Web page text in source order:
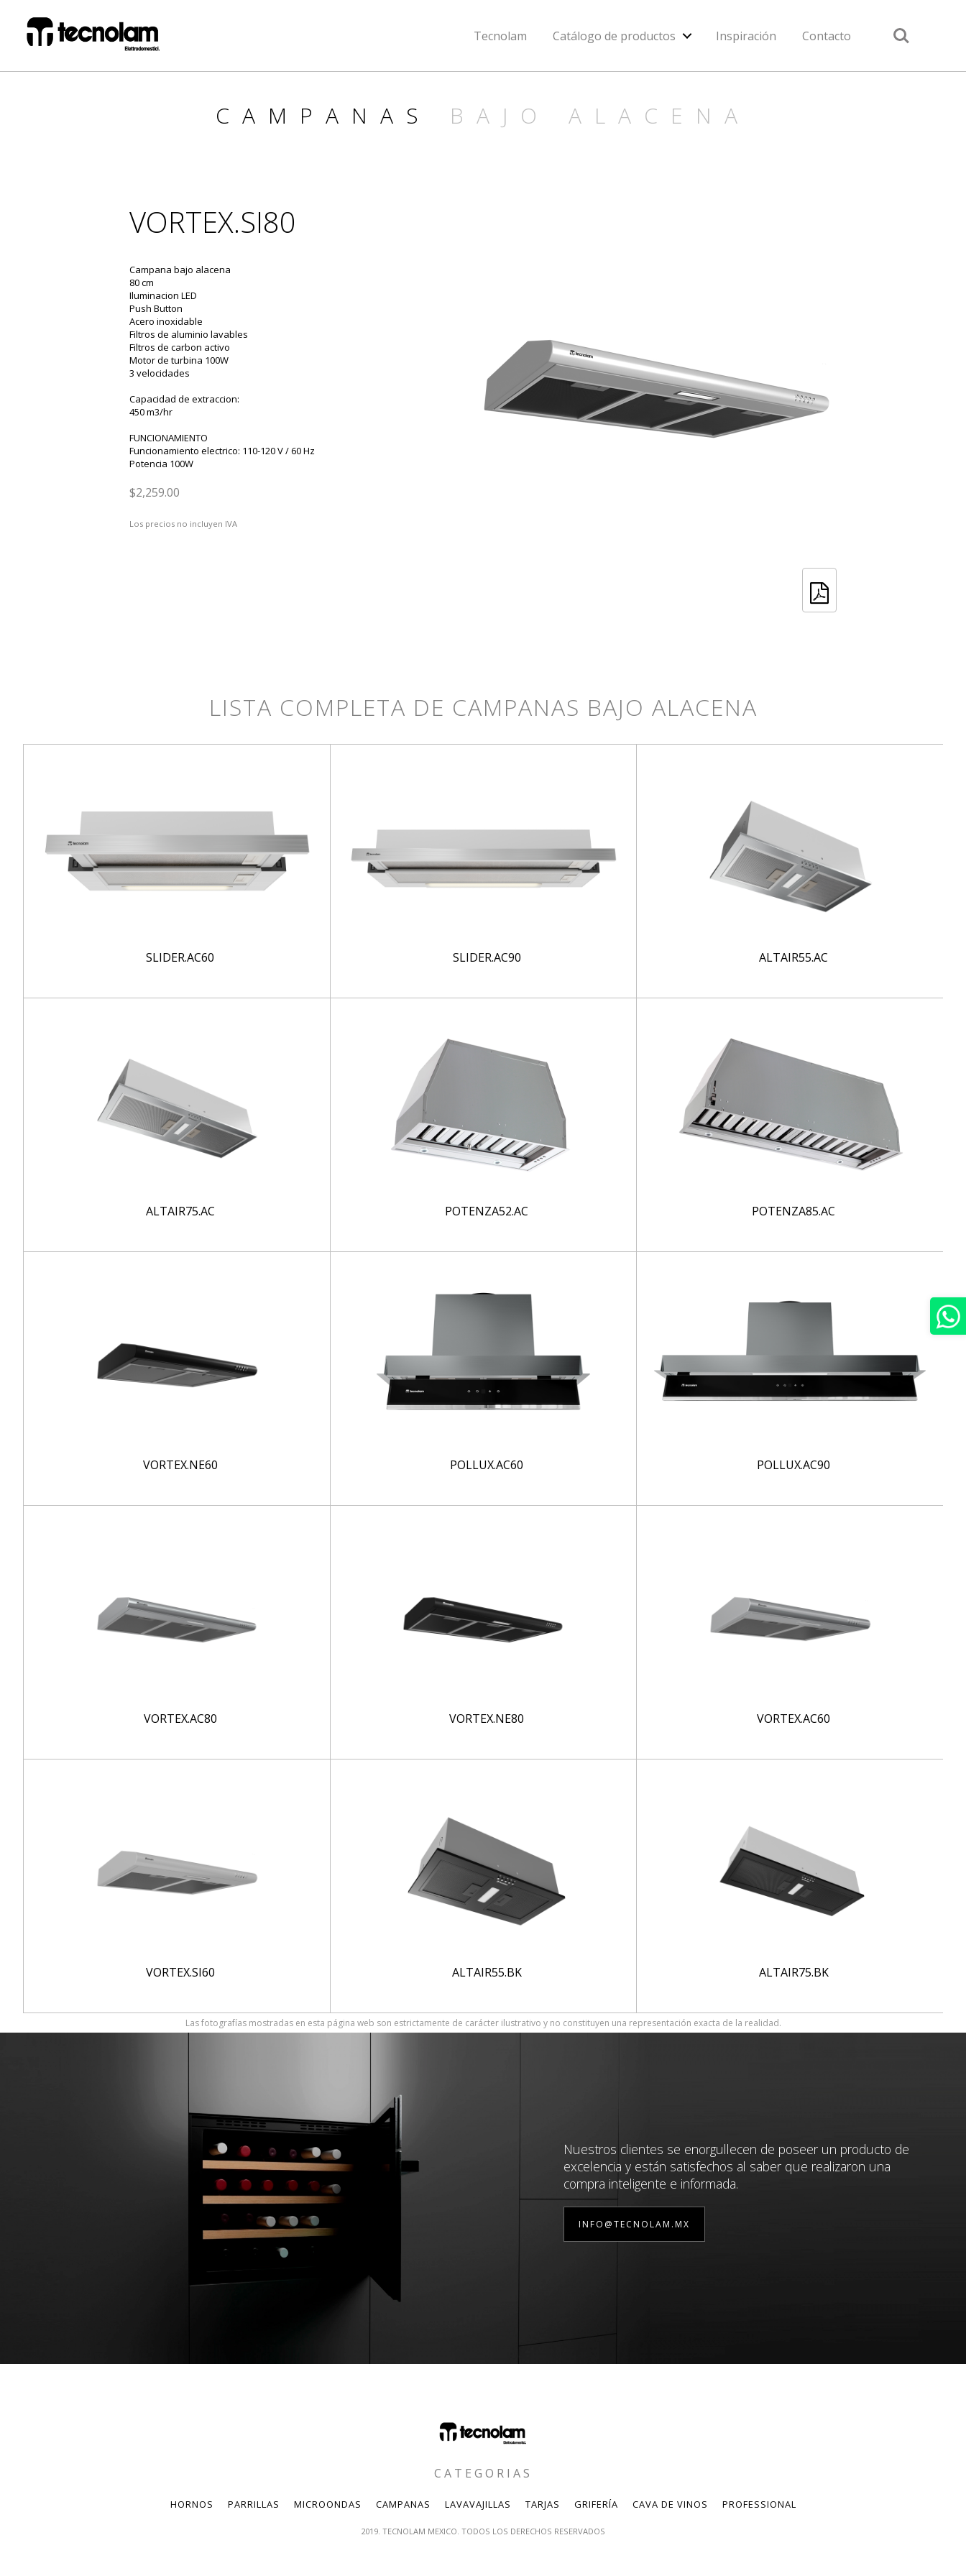
Tecnolam Catálogo de productos Inspiración Contacto Search
CAMPANAS BAJO ALACENA
VORTEX.SI80
Campana bajo alacena
80 cm
Iluminacion LED
Push Button
Acero inoxidable
Filtros de aluminio lavables
Filtros de carbon activo
Motor de turbina 100W
3 velocidades
Capacidad de extraccion:
450 m3/hr
FUNCIONAMIENTO
Funcionamiento electrico: 110-120 V / 60 Hz
Potencia 100W
$2,259.00
Los precios no incluyen IVA
LISTA COMPLETA DE CAMPANAS BAJO ALACENA
SLIDER.AC60 SLIDER.AC90 ALTAIR55.AC
ALTAIR75.AC POTENZA52.AC POTENZA85.AC
VORTEX.NE60 POLLUX.AC60 POLLUX.AC90
VORTEX.AC80 VORTEX.NE80 VORTEX.AC60
VORTEX.SI60 ALTAIR55.BK ALTAIR75.BK
Las fotografías mostradas en esta página web son estrictamente de carácter ilustrativo y no constituyen una representación exacta de la realidad.
Nuestros clientes se enorgullecen de poseer un producto de
excelencia y están satisfechos al saber que realizaron una
compra inteligente e informada.
INFO@TECNOLAM.MX
CATEGORIAS
HORNOS PARRILLAS MICROONDAS CAMPANAS LAVAVAJILLAS TARJAS GRIFERÍA CAVA DE VINOS PROFESSIONAL
2019. TECNOLAM MEXICO. TODOS LOS DERECHOS RESERVADOS